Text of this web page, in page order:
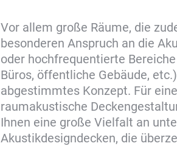
Vor allem große Räume, die
besonderen Anspruch an die
oder hochfrequentierte
Büros, öffentliche Gebäude,
abgestimmtes Konzept. Für
raumakustische
Ihnen eine große Vielfalt an
Akustikdesigndecken, die